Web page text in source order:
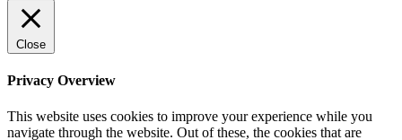
Close
Privacy Overview
This website uses cookies to improve your experience while you
navigate through the website. Out of these, the cookies that are